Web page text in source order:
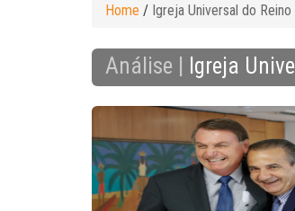
Home / Igreja Universal do
Análise | Igreja